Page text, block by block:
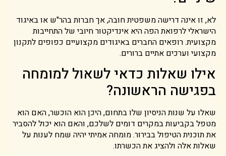
לא, זו אינה דרישה משפטית חובה, אך חברות בהר"ש או באיגוד
הישראלי לרפואת הפה היא אינדיקטור חיובי של התחייבות
מקצועית. רופאים החברים באיגודים מקצועיים כפופים לתקנון
מקצועי וערכים אתיים ברורים.
אילו שאלות כדאי לשאול למומחה
בפגישה הראשונה?
שאלו על שנות הניסיון שלו בתחום, היכן הוא הוכשר, האם הוא
מטפל בקביעות במקרים דומים לשלכם, והאם הוא יכול להסביר
את תוכנית הטיפול בבירור. מומחה אמיתי יהיה שמח לענות על
שאלות אלה ולהציג את הכשרתו.